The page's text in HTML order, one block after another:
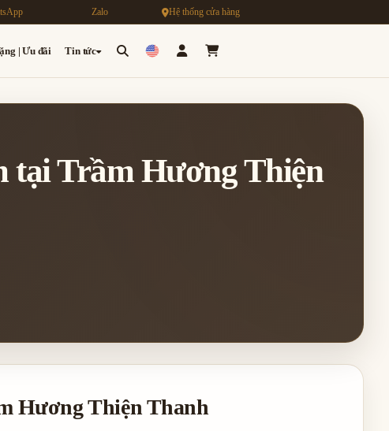
Zalo Hệ thống cửa hàng
| Ưu đãi Tin tức
tại Trầm Hương Thiện
Hương Thiện Thanh